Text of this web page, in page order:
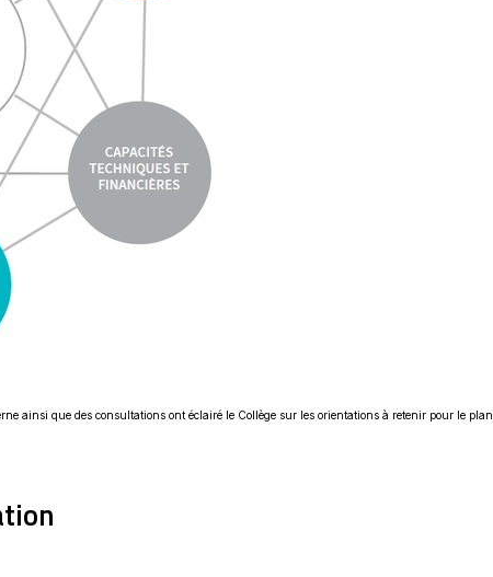
ainsi que des consultations ont éclairé le Collège sur les orientations à retenir pour le plan